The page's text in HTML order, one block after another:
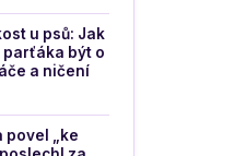
u psů: Jak
být o
a ničení
povel „ke